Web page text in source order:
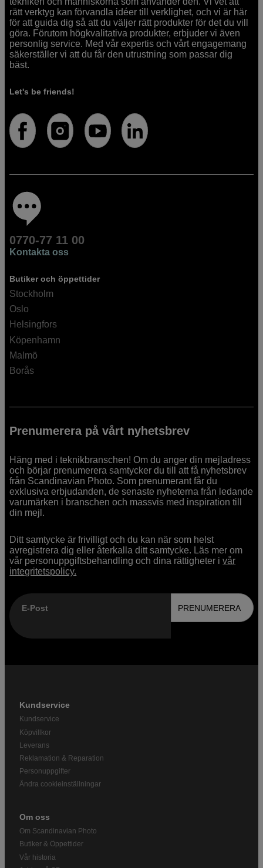
rätt verktyg kan förvandla idéer till verklighet, och vi är här
för att guida dig så att du väljer rätt produkter för det du vill
göra. Förutom högkvalitativa produkter, erbjuder vi även
personlig service. Med vår expertis och vårt engagemang
säkerställer vi att du får den utrustning som passar dig
bäst.
Let's be friends!
0770-77 11 00
Kontakta oss
Butiker och öppettider
Stockholm
Oslo
Helsingfors
Köpenhamn
Malmö
Borås
Prenumerera på vårt nyhetsbrev
Häng med i teknikbranschen! Om du anger din mejladress
och börjar prenumerera samtycker du till att få nyhetsbrev
från Scandinavian Photo. Som prenumerant får du
exklusiva erbjudanden, de senaste nyheterna från ledande
varumärken i branschen och massvis med inspiration till
din mejl.
Ditt samtycke är frivilligt och du kan när som helst
avregistrera dig eller återkalla ditt samtycke. Läs mer om
vår personuppgiftsbehandling och dina rättigheter ivår
integritetspolicy.
E-Post PRENUMERERA
Kundservice
Kundservice
Köpvillkor
Leverans
Reklamation & Reparation
Personuppgifter
Ändra cookieinställningar
Om oss
Om Scandinavian Photo
Butiker & Öppettider
Vår historia